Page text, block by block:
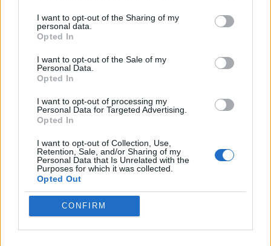
I want to opt-out of the Sharing of my
personal data.
Opted In
I want to opt-out of the Sale of my
Personal Data.
Opted In
I want to opt-out of processing my
Personal Data for Targeted Advertising.
Opted In
I want to opt-out of Collection, Use,
Retention, Sale, and/or Sharing of my
Personal Data that Is Unrelated with the
Purposes for which it was collected.
Opted Out
CONFIRM
Publicidad